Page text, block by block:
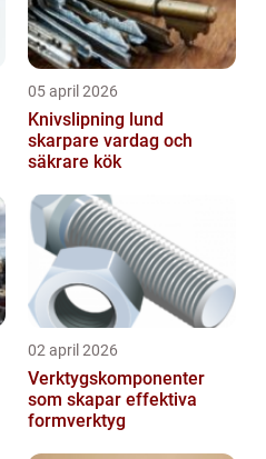
05 april 2026
Knivslipning lund
skarpare vardag och
säkrare kök
02 april 2026
Verktygskomponenter
som skapar effektiva
formverktyg